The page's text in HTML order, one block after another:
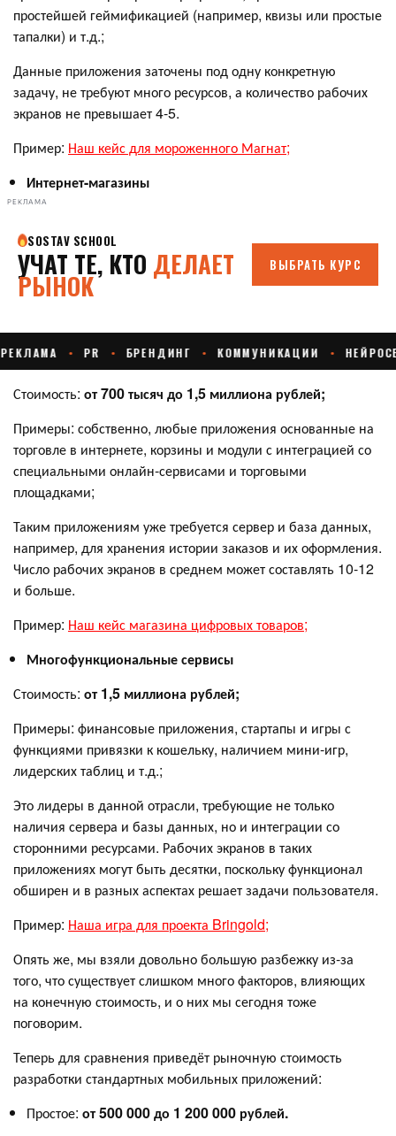
простейшей геймификацией (например, квизы или простые
тапалки) и т.д.;
Данные приложения заточены под одну конкретную
задачу, не требуют много ресурсов, а количество рабочих
экранов не превышает 4-5.
Пример: Наш кейс для мороженного Магнат;
Интернет-магазины
РЕКЛАМА
Стоимость: от 700 тысяч до 1,5 миллиона рублей;
Примеры: собственно, любые приложения основанные на
торговле в интернете, корзины и модули с интеграцией со
специальными онлайн-сервисами и торговыми
площадками;
Таким приложениям уже требуется сервер и база данных,
например, для хранения истории заказов и их оформления.
Число рабочих экранов в среднем может составлять 10-12
и больше.
Пример: Наш кейс магазина цифровых товаров;
Многофункциональные сервисы
Стоимость: от 1,5 миллиона рублей;
Примеры: финансовые приложения, стартапы и игры с
функциями привязки к кошельку, наличием мини-игр,
лидерских таблиц и т.д.;
Это лидеры в данной отрасли, требующие не только
наличия сервера и базы данных, но и интеграции со
сторонними ресурсами. Рабочих экранов в таких
приложениях могут быть десятки, поскольку функционал
обширен и в разных аспектах решает задачи пользователя.
Пример: Наша игра для проекта Bringold;
Опять же, мы взяли довольно большую разбежку из-за
того, что существует слишком много факторов, влияющих
на конечную стоимость, и о них мы сегодня тоже
поговорим.
Теперь для сравнения приведёт рыночную стоимость
разработки стандартных мобильных приложений:
Простое: от 500 000 до 1 200 000 рублей.